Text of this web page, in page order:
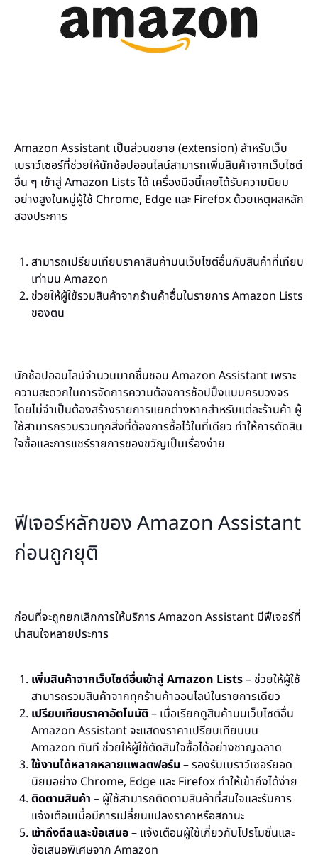
Amazon Assistant เป็นส่วนขยาย (extension) สำหรับเว็บ
เบราว์เซอร์ที่ช่วยให้นักช้อปออนไลน์สามารถเพิ่มสินค้าจากเว็บไซต์
อื่น ๆ เข้าสู่ Amazon Lists ได้ เครื่องมือนี้เคยได้รับความนิยม
อย่างสูงในหมู่ผู้ใช้ Chrome, Edge และ Firefox ด้วยเหตุผลหลัก
สองประการ
สามารถเปรียบเทียบราคาสินค้าบนเว็บไซต์อื่นกับสินค้าที่เทียบ
เท่าบน Amazon
ช่วยให้ผู้ใช้รวมสินค้าจากร้านค้าอื่นในรายการ Amazon Lists
ของตน
นักช้อปออนไลน์จำนวนมากชื่นชอบ Amazon Assistant เพราะ
ความสะดวกในการจัดการความต้องการช้อปปิ้งแบบครบวงจร
โดยไม่จำเป็นต้องสร้างรายการแยกต่างหากสำหรับแต่ละร้านค้า ผู้
ใช้สามารถรวบรวมทุกสิ่งที่ต้องการซื้อไว้ในที่เดียว ทำให้การตัดสิน
ใจซื้อและการแชร์รายการของขวัญเป็นเรื่องง่าย
ฟีเจอร์หลักของ Amazon Assistant
ก่อนถูกยุติ
ก่อนที่จะถูกยกเลิกการให้บริการ Amazon Assistant มีฟีเจอร์ที่
น่าสนใจหลายประการ
เพิ่มสินค้าจากเว็บไซต์อื่นเข้าสู่ Amazon Lists– ช่วยให้ผู้ใช้
สามารถรวมสินค้าจากทุกร้านค้าออนไลน์ในรายการเดียว
เปรียบเทียบราคาอัตโนมัติ– เมื่อเรียกดูสินค้าบนเว็บไซต์อื่น
Amazon Assistant จะแสดงราคาเปรียบเทียบบน
Amazon ทันที ช่วยให้ผู้ใช้ตัดสินใจซื้อได้อย่างชาญฉลาด
ใช้งานได้หลากหลายแพลตฟอร์ม– รองรับเบราว์เซอร์ยอด
นิยมอย่าง Chrome, Edge และ Firefox ทำให้เข้าถึงได้ง่าย
ติดตามสินค้า – ผู้ใช้สามารถติดตามสินค้าที่สนใจและรับการ
แจ้งเตือนเมื่อมีการเปลี่ยนแปลงราคาหรือสถานะ
เข้าถึงดีลและข้อเสนอ– แจ้งเตือนผู้ใช้เกี่ยวกับโปรโมชั่นและ
ข้อเสนอพิเศษจาก Amazon